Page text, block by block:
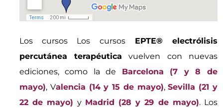
Los cursos Los cursosEPTE® electrólisis
percutánea terapéutica vuelven con nuevas
ediciones, como la de Barcelona (7 y 8 de
mayo), Valencia (14 y 15 de mayo),Sevilla (21 y
22 de mayo) y Madrid (28 y 29 de mayo). Los